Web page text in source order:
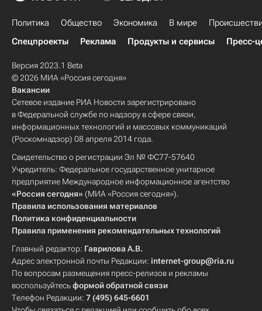
Политика Общество Экономика В мире
Спецпроекты
Реклама Продукты и сервисы Пресс-
Версия 2023.1 Beta
© 2026 МИА «Россия сегодня»
Вакансии
Сетевое издание РИА Новости зарегистрировано
в Федеральной службе по надзору в сфере связи,
информационных технологий и массовых коммуникаций
(Роскомнадзор) 08 апреля 2014 года.
Свидетельство о регистрации Эл № ФС77-57640
Учредитель: Федеральное государственное унитарное
предприятие Международное информационное агентство
«Россия сегодня» (МИА «Россия сегодня»).
Правила использования материалов
Политика конфиденциальности
Правила применения рекомендательных технологий
Главный редактор: Гаврилова А.В.
Адрес электронной почты Редакции: internet-group@ria.ru
По вопросам размещения пресс-релизов и рекламы
воспользуйтесьформой обратной связи
Телефон Редакции: 7 (495) 645-6601